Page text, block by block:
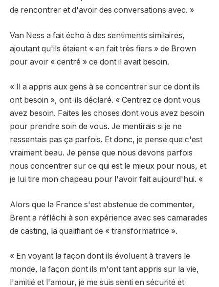
de rencontrer et d'avoir des conversations avec. »
Van Ness a fait écho à des sentiments similaires,
ajoutant qu'ils étaient « en fait très fiers » de Brown
pour avoir « centré » ce dont il avait besoin.
« Il a appris aux gens à se concentrer sur ce dont ils
ont besoin », ont-ils déclaré. « Centrez ce dont vous
avez besoin. Faites les choses dont vous avez besoin
pour prendre soin de vous. Je mentirais si je ne
ressentais pas ça parfois. Et donc, je pense que c'est
vraiment beau. Je pense que nous devons parfois
nous concentrer sur ce qui est le mieux pour nous, et
je lui tire mon chapeau pour l'avoir fait aujourd'hui. «
Alors que la France s'est abstenue de commenter,
Brent a réfléchi à son expérience avec ses camarades
de casting, la qualifiant de « transformatrice ».
« En voyant la façon dont ils évoluent à travers le
monde, la façon dont ils m'ont tant appris sur la vie,
l'amitié et l'amour, je me suis senti en sécurité et